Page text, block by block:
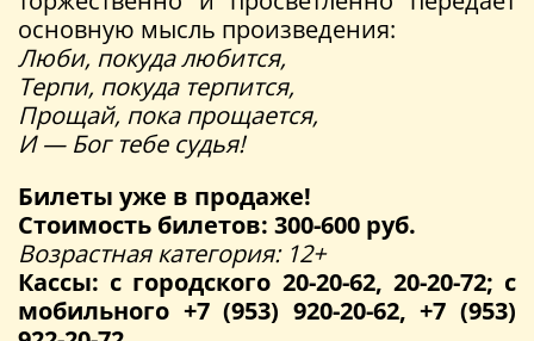
основную мысль произведения:
Люби, покуда любится,
Терпи, покуда терпится,
Прощай, пока прощается,
И — Бог тебе судья!
Билеты уже в продаже!
Стоимость билетов: 300-600 руб.
Возрастная категория: 12+
Кассы: с городского 20-20-62, 20-20-72; с
мобильного +7 (953) 920-20-62, +7 (953)